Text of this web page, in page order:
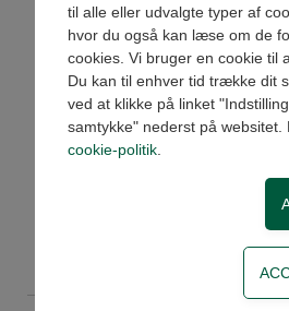
til alle eller udvalgte typer af
hvor du også kan læse om de
cookies. Vi bruger en cookie til
Du kan til enhver tid trække dit
ved at klikke på linket
samtykke" nederst på
cookie-politik